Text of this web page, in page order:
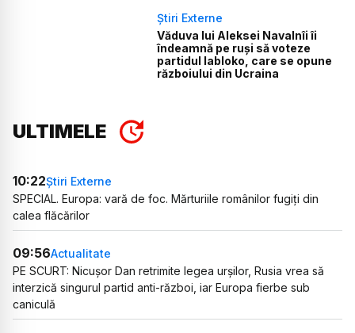
Știri Externe
Văduva lui Aleksei Navalnîi îi
îndeamnă pe ruși să voteze
partidul Iabloko, care se opune
războiului din Ucraina
ULTIMELE
10:22Știri Externe
SPECIAL. Europa: vară de foc. Mărturiile românilor fugiți din
calea flăcărilor
09:56Actualitate
PE SCURT: Nicușor Dan retrimite legea urșilor, Rusia vrea să
interzică singurul partid anti-război, iar Europa fierbe sub
caniculă